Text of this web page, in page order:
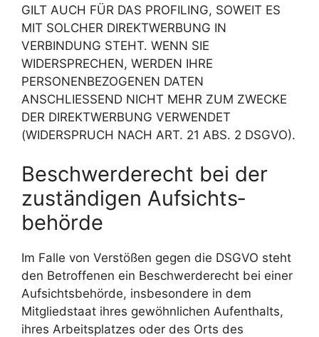
GILT AUCH FÜR DAS PROFILING, SOWEIT ES
MIT SOLCHER DIREKTWERBUNG IN
VERBINDUNG STEHT. WENN SIE
WIDERSPRECHEN, WERDEN IHRE
PERSONENBEZOGENEN DATEN
ANSCHLIESSEND NICHT MEHR ZUM ZWECKE
DER DIREKTWERBUNG VERWENDET
(WIDERSPRUCH NACH ART. 21 ABS. 2 DSGVO).
Beschwerde­recht bei der
zuständigen Aufsichts­
behörde
Im Falle von Verstößen gegen die DSGVO steht
den Betroffenen ein Beschwerderecht bei einer
Aufsichtsbehörde, insbesondere in dem
Mitgliedstaat ihres gewöhnlichen Aufenthalts,
ihres Arbeitsplatzes oder des Orts des